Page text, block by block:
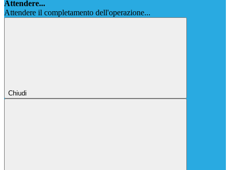
Attendere...
Attendere il completamento dell'operazione...
Chiudi